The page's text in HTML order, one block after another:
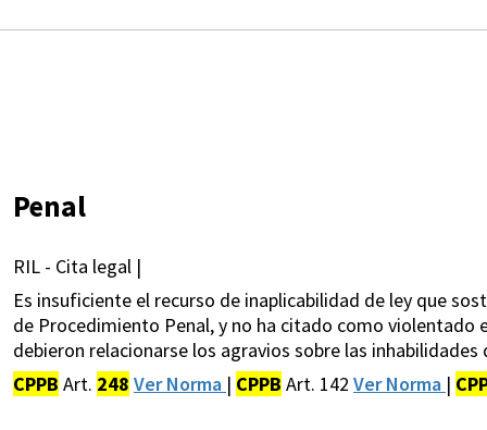
Penal
RIL - Cita legal |
Es insuficiente el recurso de inaplicabilidad de ley que
de Procedimiento Penal, y no ha citado como violentado
debieron relacionarse los agravios sobre las
CPPB Art. 248 Ver Norma | CPPB Art. 142 Ver Norma |